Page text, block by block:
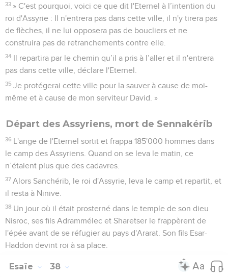
33 » C'est pourquoi, voici ce que dit l'Eternel à l’intention du
roi d'Assyrie : Il n'entrera pas dans cette ville, il n'y tirera pas
de flèches, il ne lui opposera pas de boucliers et ne
construira pas de retranchements contre elle.
34 Il repartira par le chemin qu’il a pris à l’aller et il n'entrera
pas dans cette ville, déclare l'Eternel.
35 Je protégerai cette ville pour la sauver à cause de moi-
même et à cause de mon serviteur David. »
Départ des Assyriens, mort de Sennakérib
36 L'ange de l'Eternel sortit et frappa 185'000 hommes dans
le camp des Assyriens. Quand on se leva le matin, ce
n’étaient plus que des cadavres.
37 Alors Sanchérib, le roi d'Assyrie, leva le camp et repartit, et
il resta à Ninive.
38 Un jour où il était prosterné dans le temple de son dieu
Nisroc, ses fils Adrammélec et Sharetser le frappèrent de
l'épée avant de se réfugier au pays d'Ararat. Son fils Esar-
Haddon devint roi à sa place.
Esaïe 38